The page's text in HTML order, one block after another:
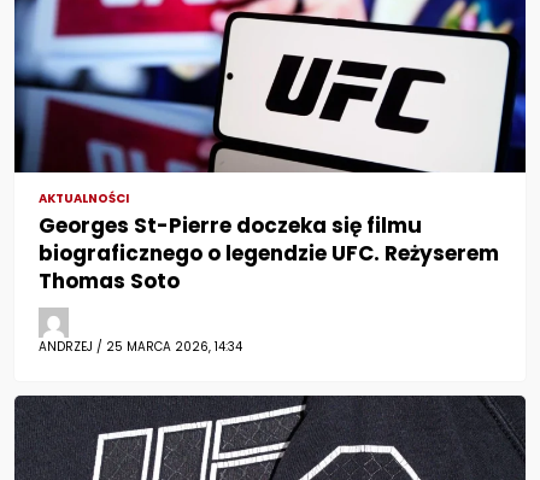
AKTUALNOŚCI
Georges St-Pierre doczeka się filmu
biograficznego o legendzie UFC. Reżyserem
Thomas Soto
ANDRZEJ / 25 MARCA 2026, 14:34